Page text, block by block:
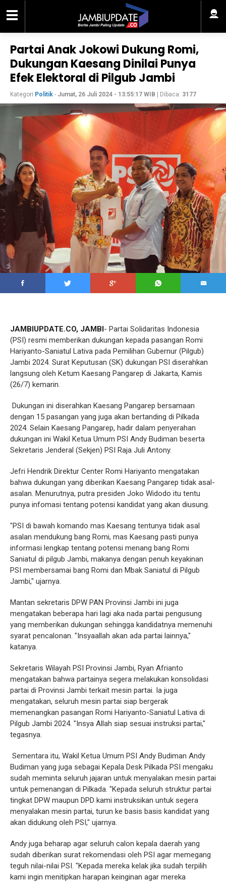
Partai Anak Jokowi Dukung Romi,
Dukungan Kaesang Dinilai Punya
Efek Elektoral di Pilgub Jambi
Kategori Politik - Jumat, 26 Juli 2024 - 13:55:17 WIB | Dibaca: 3177
JAMBIUPDATE.CO, JAMBI- Partai Solidaritas Indonesia
(PSI) resmi memberikan dukungan kepada pasangan Romi
Hariyanto-Saniatul Lativa pada Pemilihan Gubernur (Pilgub)
Jambi 2024. Surat Keputusan (SK) dukungan PSI diserahkan
langsung oleh Ketum Kaesang Pangarep di Jakarta, Kamis
(26/7) kemarin.
Dukungan ini diserahkan Kaesang Pangarep bersamaan
dengan 15 pasangan yang juga akan bertanding di Pilkada
2024. Selain Kaesang Pangarep, hadir dalam penyerahan
dukungan ini Wakil Ketua Umum PSI Andy Budiman beserta
Sekretaris Jenderal (Sekjen) PSI Raja Juli Antony.
Jefri Hendrik Direktur Center Romi Hariyanto mengatakan
bahwa dukungan yang diberikan Kaesang Pangarep tidak asal-
asalan. Menurutnya, putra presiden Joko Widodo itu tentu
punya infomasi tentang potensi kandidat yang akan diusung.
"PSI di bawah komando mas Kaesang tentunya tidak asal
asalan mendukung bang Romi, mas Kaesang pasti punya
informasi lengkap tentang potensi menang bang Romi
Saniatul di pilgub Jambi, makanya dengan penuh keyakinan
PSI membersamai bang Romi dan Mbak Saniatul di Pilgub
Jambi," ujarnya.
Mantan sekretaris DPW PAN Provinsi Jambi ini juga
mengatakan beberapa hari lagi aka nada partai pengusung
yang memberikan dukungan sehingga kandidatnya memenuhi
syarat pencalonan. "Insyaallah akan ada partai lainnya,"
katanya.
Sekretaris Wilayah PSI Provinsi Jambi, Ryan Afrianto
mengatakan bahwa partainya segera melakukan konsolidasi
partai di Provinsi Jambi terkait mesin partai. Ia juga
mengatakan, seluruh mesin partai siap bergerak
memenangkan pasangan Romi Hariyanto-Saniatul Lativa di
Pilgub Jambi 2024. "Insya Allah siap sesuai instruksi partai,"
tegasnya.
Sementara itu, Wakil Ketua Umum PSI Andy Budiman Andy
Budiman yang juga sebagai Kepala Desk Pilkada PSI mengaku
sudah meminta seluruh jajaran untuk menyalakan mesin partai
untuk pemenangan di Pilkada. "Kepada seluruh struktur partai
tingkat DPW maupun DPD kami instruksikan untuk segera
menyalakan mesin partai, turun ke basis basis kandidat yang
akan didukung oleh PSI," ujarnya.
Andy juga beharap agar seluruh calon kepala daerah yang
sudah diberikan surat rekomendasi oleh PSI agar memegang
teguh nilai-nilai PSI. "Kepada mereka kelak jika sudah terpilih
kami ingin menitipkan harapan keinginan agar mereka